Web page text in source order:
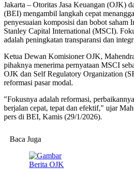
Jakarta – Otoritas Jasa Keuangan (OJK)
(BEI) mengambil langkah cepat
penyesuaian komposisi dan bobot saham
Stanley Capital International (MSCI).
adalah peningkatan transparansi dan
Ketua Dewan Komisioner OJK,
pihaknya menerima pernyataan MSCI
OJK dan Self Regulatory Organization
reformasi pasar modal.
"Fokusnya adalah reformasi,
berjalan cepat, tepat dan efektif," ujar
pers di BEI, Kamis (29/1/2026).
Baca Juga